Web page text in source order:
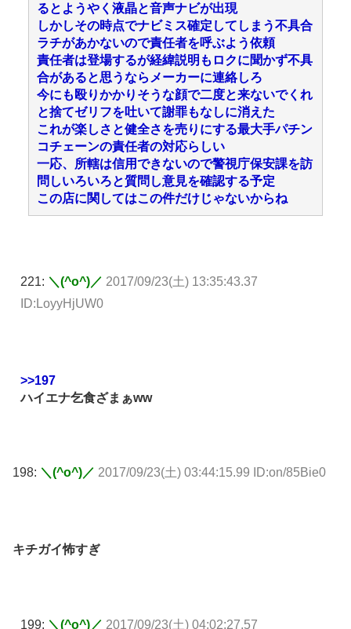
るとようやく液晶と音声ナビが出現
しかしその時点でナビミス確定してしまう不具合
ラチがあかないので責任者を呼ぶよう依頼
責任者は登場するが経緯説明もロクに聞かず不具
合があると思うならメーカーに連絡しろ
今にも殴りかかりそうな顔で二度と来ないでくれ
と捨てゼリフを吐いて謝罪もなしに消えた
これが楽しさと健全さを売りにする最大手パチン
コチェーンの責任者の対応らしい
一応、所轄は信用できないので警視庁保安課を訪
問しいろいろと質問し意見を確認する予定
この店に関してはこの件だけじゃないからね
221: ＼(^o^)／ 2017/09/23(土) 13:35:43.37
ID:LoyyHjUW0
>>197
ハイエナ乞食ざまぁww
198: ＼(^o^)／ 2017/09/23(土) 03:44:15.99 ID:on/85Bie0
キチガイ怖すぎ
199: ＼(^o^)／ 2017/09/23(土) 04:02:27.57